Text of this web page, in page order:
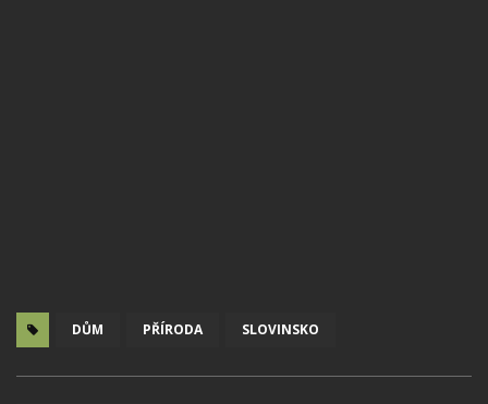
DŮM PŘÍRODA SLOVINSKO